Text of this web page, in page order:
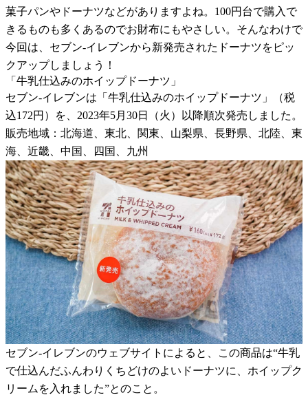
菓子パンやドーナツなどがありますよね。100円台で購入で
きるものも多くあるのでお財布にもやさしい。そんなわけで
今回は、セブン-イレブンから新発売されたドーナツをピッ
クアップしましょう！
「牛乳仕込みのホイップドーナツ」
セブン-イレブンは「牛乳仕込みのホイップドーナツ」（税
込172円）を、2023年5月30日（火）以降順次発売しました。
販売地域：北海道、東北、関東、山梨県、長野県、北陸、東
海、近畿、中国、四国、九州
セブン-イレブンのウェブサイトによると、この商品は“牛乳
で仕込んだふんわりくちどけのよいドーナツに、ホイップク
リームを入れました”とのこと。